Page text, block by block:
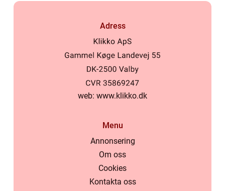
Adress
web: www.klikko.dk
Menu
Annonsering
Om oss
Cookies
Kontakta oss